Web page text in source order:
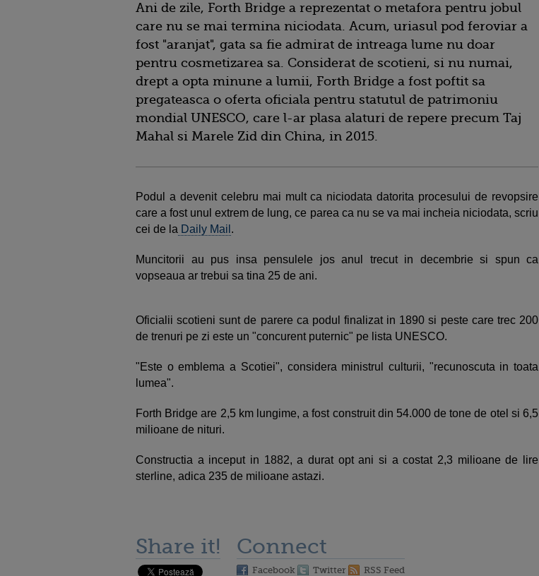
Ani de zile, Forth Bridge a reprezentat o metafora pentru jobul
care nu se mai termina niciodata. Acum, uriasul pod feroviar a
fost "aranjat", gata sa fie admirat de intreaga lume nu doar
pentru cosmetizarea sa. Considerat de scotieni, si nu numai,
drept a opta minune a lumii, Forth Bridge a fost poftit sa
pregateasca o oferta oficiala pentru statutul de patrimoniu
mondial UNESCO, care l-ar plasa alaturi de repere precum Taj
Mahal si Marele Zid din China, in 2015.
Podul a devenit celebru mai mult ca niciodata datorita procesului de revopsire
care a fost unul extrem de lung, ce parea ca nu se va mai incheia niciodata, scriu
cei de la Daily Mail .
Muncitorii au pus insa pensulele jos anul trecut in decembrie si spun ca
vopseaua ar trebui sa tina 25 de ani.
Oficialii scotieni sunt de parere ca podul finalizat in 1890 si peste care trec 200
de trenuri pe zi este un "concurent puternic" pe lista UNESCO.
"Este o emblema a Scotiei", considera ministrul culturii, "recunoscuta in toata
lumea".
Forth Bridge are 2,5 km lungime, a fost construit din 54.000 de tone de otel si 6,5
milioane de nituri.
Constructia a inceput in 1882, a durat opt ani si a costat 2,3 milioane de lire
sterline, adica 235 de milioane astazi.
Share it! Connect
Facebook Twitter RSS Feed